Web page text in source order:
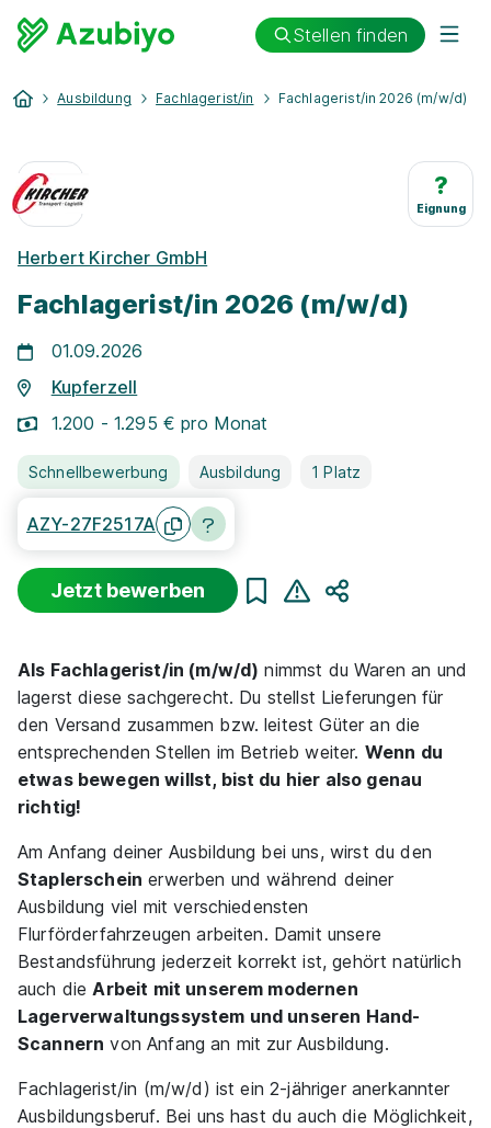
Stellen finden
Ausbildung Fachlagerist/in Fachlagerist/in 2026 (m/w/d)
?
Eignung
Herbert Kircher GmbH
Fachlagerist/in 2026 (m/w/d)
01.09.2026
Kupferzell
1.200 - 1.295 € pro Monat
Schnellbewerbung Ausbildung 1 Platz
AZY-27F2517A
Jetzt bewerben
Als Fachlagerist/in (m/w/d) nimmst du Waren an und
lagerst diese sachgerecht. Du stellst Lieferungen für
den Versand zusammen bzw. leitest Güter an die
entsprechenden Stellen im Betrieb weiter. Wenn du
etwas bewegen willst, bist du hier also genau
richtig!
Am Anfang deiner Ausbildung bei uns, wirst du den
Staplerschein erwerben und während deiner
Ausbildung viel mit verschiedensten
Flurförderfahrzeugen arbeiten. Damit unsere
Bestandsführung jederzeit korrekt ist, gehört natürlich
auch dieArbeit mit unserem modernen
Lagerverwaltungssystem und unseren Hand-
Scannern von Anfang an mit zur Ausbildung.
Fachlagerist/in (m/w/d) ist ein 2-jähriger anerkannter
Ausbildungsberuf. Bei uns hast du auch die Möglichkeit,